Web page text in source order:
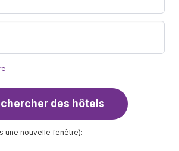
des hôtels
une nouvelle fenêtre):